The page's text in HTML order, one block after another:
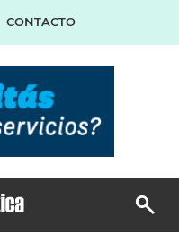
CONTACTO